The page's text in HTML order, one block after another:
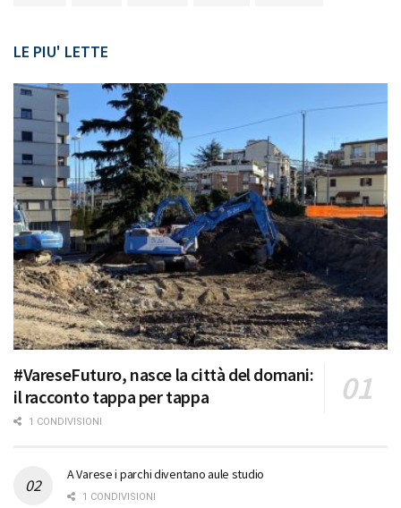
LE PIU' LETTE
#VareseFuturo, nasce la città del domani:
il racconto tappa per tappa
1 CONDIVISIONI
A Varese i parchi diventano aule studio
1 CONDIVISIONI